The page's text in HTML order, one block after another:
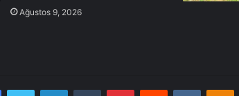
Ağustos 9, 2026
FacebookTwitter LinkedInTumblr PinterestReddit